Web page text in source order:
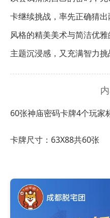
卡继续挑战，率先正确猜
风格的精美美术与简洁优
主题沉浸感，又充满智力挑
60张神庙密码卡牌4个玩家
卡牌尺寸：63X88共60张